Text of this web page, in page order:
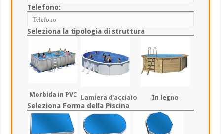
Telefono:
Seleziona la tipologia di struttura
Morbida in PVC Lamiera d'acciaio In legno
Seleziona Forma della Piscina